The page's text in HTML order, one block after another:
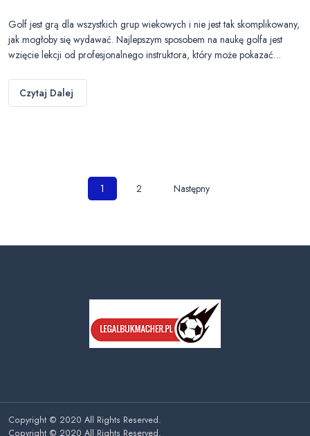
Golf jest grą dla wszystkich grup wiekowych i nie jest tak skomplikowany,
jak mogłoby się wydawać. Najlepszym sposobem na naukę golfa jest
wzięcie lekcji od profesjonalnego instruktora, który może pokazać…
Czytaj Dalej
Nawigacja
1 2 Następny
Copyright © 2020 All Rights Reserved.
Copyright © 2020 All Rights Reserved.